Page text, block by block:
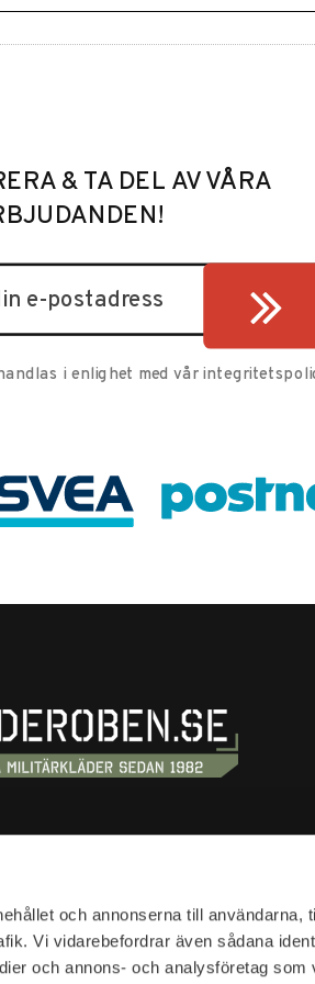
och annonserna till användarna,
Vi vidarebefordrar även sådana
och annons- och analysföretag som
& TA DEL AV VÅRA
i enlighet med vår
Terms and conditions
Customer service
Shipping & delivery